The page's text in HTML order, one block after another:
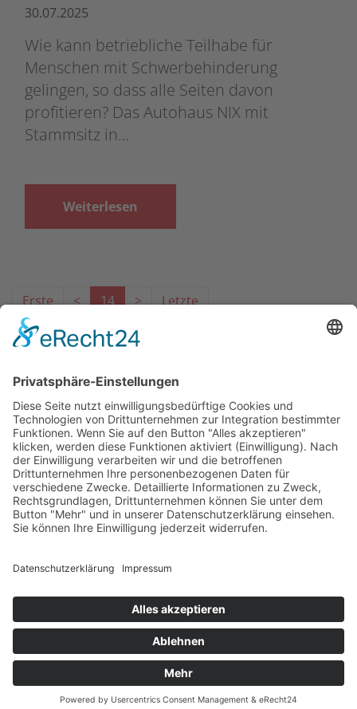
30.07.2025
Wie kann betriebliche Teilhabe für
Menschen mit Schwerbehinderung
gelingen, so dass alle Seiten davon
profitieren? Das Autohaus NIX mit
Stammsitz in…
Weiterlesen
Erste < 14 > Letzte
Das Projekt zur Implementierung der Einheitlichen
Ansprechstellen für Arbeitgeber gemäß § 185a SGB IX in
Hessen wird gefördert aus Mitteln des LWV Hessen
Integrationsamtes. Das Projekt wird unter Einbindung
des Hessischen Ministeriums für Arbeit, Integration,
Jugend und Soziales von der Forschungsstelle des
Bildungswerks der Hessischen Wirtschaft e. V.
durchgeführt.
DATENSCHUTZ